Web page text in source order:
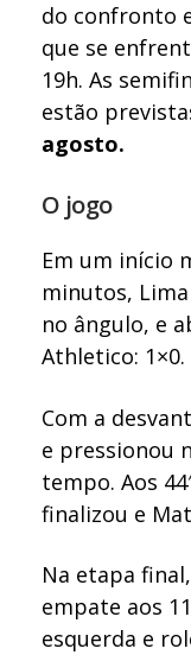
do confronto
que se
19h. As
estão
agosto.
O jogo
Em um início
minutos,
no ângulo, e
Athletico: 1×0.
Com a
e pressionou
tempo. Aos
finalizou e
Na etapa
empate aos
esquerda e